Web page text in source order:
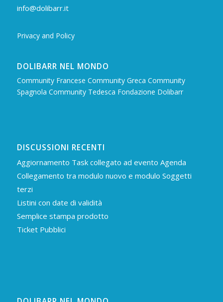
info@dolibarr.it
Privacy and Policy
DOLIBARR NEL MONDO
Community Francese Community Greca Community
Spagnola Community Tedesca Fondazione Dolibarr
DISCUSSIONI RECENTI
Aggiornamento Task collegato ad evento Agenda
Collegamento tra modulo nuovo e modulo Soggetti
terzi
Listini con date di validità
Semplice stampa prodotto
Ticket Pubblici